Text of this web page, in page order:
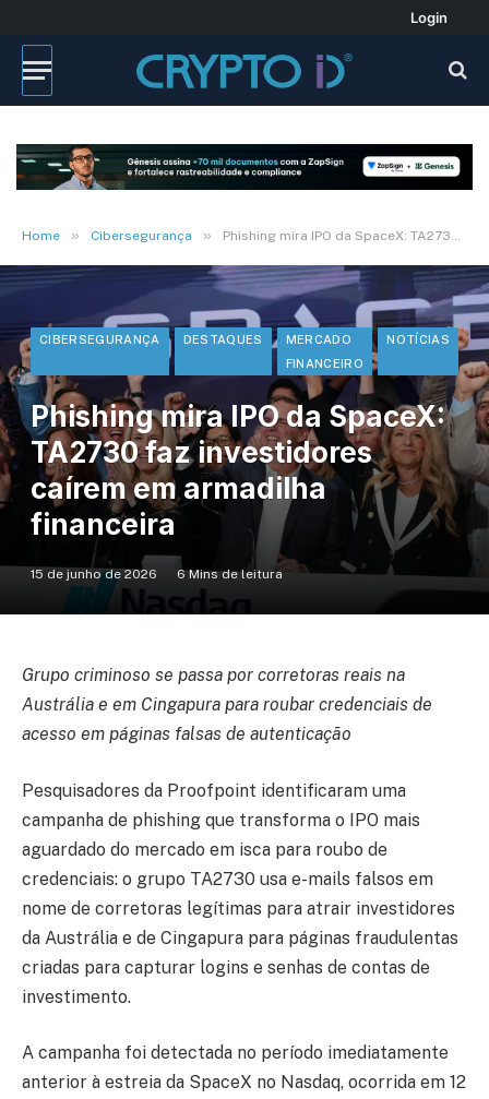
Login
Home » Cibersegurança » Phishing mira IPO da SpaceX: TA2730 faz investidores caírem em armadilha financeira
CIBERSEGURANÇA DESTAQUES
MERCADO
FINANCEIRO
NOTÍCIAS
Phishing mira IPO da SpaceX:
TA2730 faz investidores
caírem em armadilha
financeira
15 de junho de 2026 6 Mins de leitura
Grupo criminoso se passa por corretoras reais na
Austrália e em Cingapura para roubar credenciais de
acesso em páginas falsas de autenticação
Pesquisadores da Proofpoint identificaram uma
campanha de phishing que transforma o IPO mais
aguardado do mercado em isca para roubo de
credenciais: o grupo TA2730 usa e-mails falsos em
nome de corretoras legítimas para atrair investidores
da Austrália e de Cingapura para páginas fraudulentas
criadas para capturar logins e senhas de contas de
investimento.
A campanha foi detectada no período imediatamente
anterior à estreia da SpaceX no Nasdaq, ocorrida em 12